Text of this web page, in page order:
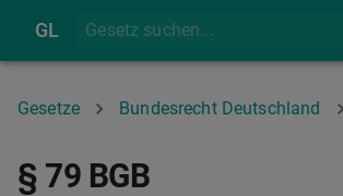
GL
Gesetze Bundesrecht Deutschland
§ 79 BGB